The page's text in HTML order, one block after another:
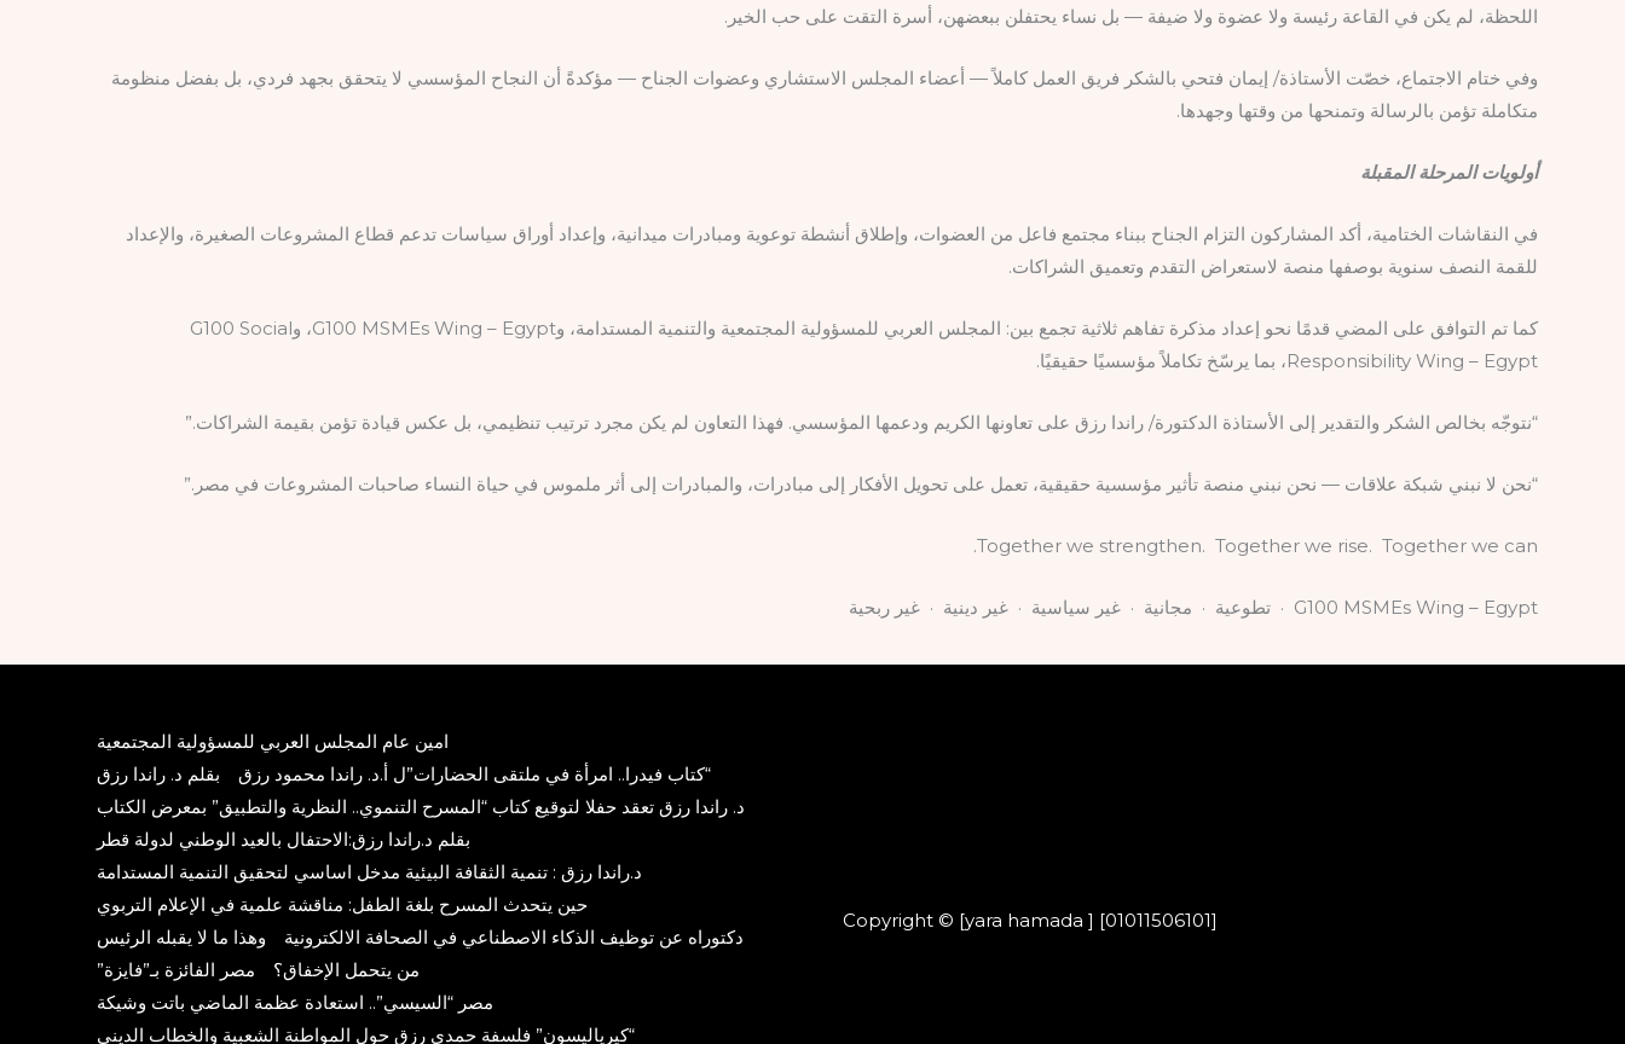
اللحظة، لم يكن في القاعة رئيسة ولا عضوة ولا ضيفة — بل نساء يحتفلن ببعضهن، أسرة التقت على حب الخير.
وفي ختام الاجتماع، خصّت الأستاذة/ إيمان فتحي بالشكر فريق العمل كاملاً — أعضاء المجلس الاستشاري وعضوات الجناح — مؤكدةً أن النجاح المؤسسي لا يتحقق بجهد فردي، بل بفضل منظومة
متكاملة تؤمن بالرسالة وتمنحها من وقتها وجهدها.
أولويات المرحلة المقبلة
في النقاشات الختامية، أكد المشاركون التزام الجناح ببناء مجتمع فاعل من العضوات، وإطلاق أنشطة توعوية ومبادرات ميدانية، وإعداد أوراق سياسات تدعم قطاع المشروعات الصغيرة، والإعداد
للقمة النصف سنوية بوصفها منصة لاستعراض التقدم وتعميق الشراكات.
كما تم التوافق على المضي قدمًا نحو إعداد مذكرة تفاهم ثلاثية تجمع بين: المجلس العربي للمسؤولية المجتمعية والتنمية المستدامة، وG100 MSMEs Wing – Egypt، وG100 Social
Responsibility Wing – Egypt، بما يرسّخ تكاملاً مؤسسيًا حقيقيًا.
“نتوجّه بخالص الشكر والتقدير إلى الأستاذة الدكتورة/ راندا رزق على تعاونها الكريم ودعمها المؤسسي. فهذا التعاون لم يكن مجرد ترتيب تنظيمي، بل عكس قيادة تؤمن بقيمة الشراكات.”
“نحن لا نبني شبكة علاقات — نحن نبني منصة تأثير مؤسسية حقيقية، تعمل على تحويل الأفكار إلى مبادرات، والمبادرات إلى أثر ملموس في حياة النساء صاحبات المشروعات في مصر.”
Together we strengthen. Together we rise. Together we can.
G100 MSMEs Wing – Egypt · تطوعية · مجانية · غير سياسية · غير دينية · غير ربحية
Copyright © [yara hamada ] [01011506101]
امين عام المجلس العربي للمسؤولية المجتمعية
“كتاب فيدرا.. امرأة في ملتقى الحضارات”ل أ.د. راندا محمود رزق
بقلم د. راندا رزق
د. راندا رزق تعقد حفلا لتوقيع كتاب “المسرح التنموي.. النظرية والتطبيق” بمعرض الكتاب
بقلم د.راندا رزق:الاحتفال بالعيد الوطني لدولة قطر
د.راندا رزق : تنمية الثقافة البيئية مدخل اساسي لتحقيق التنمية المستدامة
حين يتحدث المسرح بلغة الطفل: مناقشة علمية في الإعلام التربوي
دكتوراه عن توظيف الذكاء الاصطناعي في الصحافة الالكترونية
وهذا ما لا يقبله الرئيس
من يتحمل الإخفاق؟
مصر الفائزة بـ”فايزة”
مصر “السيسي”.. استعادة عظمة الماضي باتت وشيكة
“كيرياليسون” فلسفة حمدي رزق حول المواطنة الشعبية والخطاب الديني